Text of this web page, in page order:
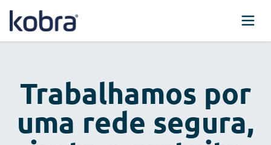
Trabalhamos por
uma rede segura,